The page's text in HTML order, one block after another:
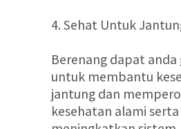
4. Sehat Untuk
Berenang dapat anda
untuk membantu
jantung dan
kesehatan alami serta